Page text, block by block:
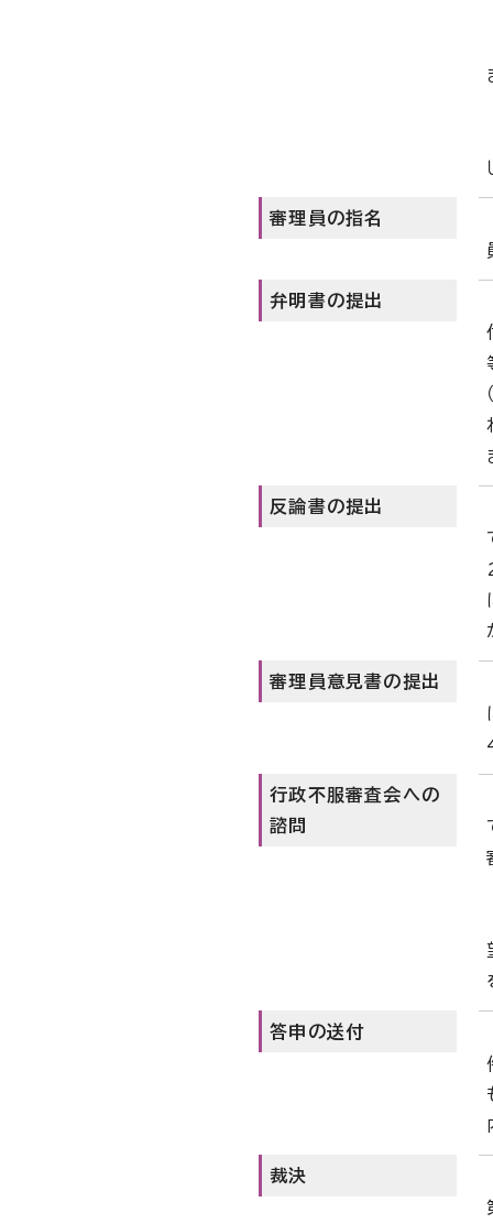
審理員の指名
弁明書の提出
反論書の提出
審理員意見書の提出
行政不服審査会への
諮問
答申の送付
裁決